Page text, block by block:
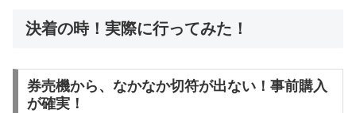
決着の時！実際に行ってみた！
券売機から、なかなか切符が出ない！事前購入
が確実！